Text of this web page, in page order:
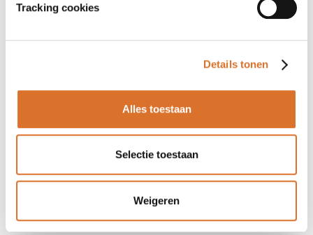
Tracking cookies
Details tonen
Alles toestaan
Selectie toestaan
Weigeren